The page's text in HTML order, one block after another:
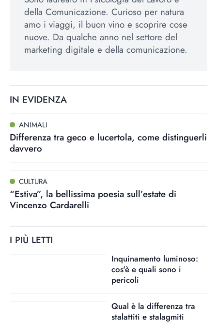
della Comunicazione. Curioso per natura
amo i viaggi, il buon vino e scoprire cose
nuove. Da qualche anno nel settore del
marketing digitale e della comunicazione.
IN EVIDENZA
ANIMALI
Differenza tra geco e lucertola, come distinguerli
davvero
CULTURA
“Estiva”, la bellissima poesia sull’estate di
Vincenzo Cardarelli
I PIÙ LETTI
Inquinamento luminoso:
cos'è e quali sono i
pericoli
Qual è la differenza tra
stalattiti e stalagmiti